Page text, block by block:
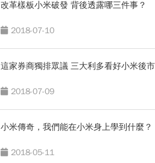
改革樣板小米破發 背後透露哪三件事？
2018-07-10
這家券商獨排眾議 三大利多看好小米後市
2018-07-09
小米傳奇，我們能在小米身上學到什麼？
2018-05-11